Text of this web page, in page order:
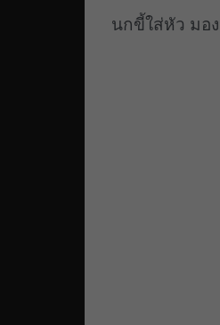
นกขี้ใส่หัว มอ